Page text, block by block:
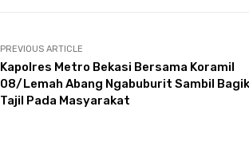
PREVIOUS ARTICLE
Kapolres Metro Bekasi Bersama Koramil
08/Lemah Abang Ngabuburit Sambil
Tajil Pada Masyarakat